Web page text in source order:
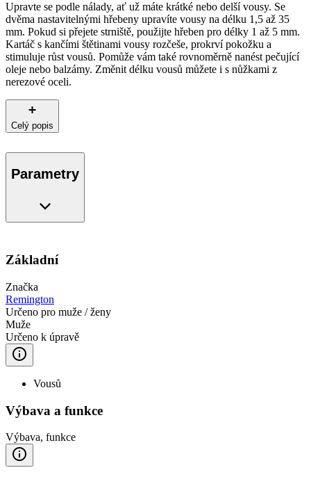
Upravte se podle nálady, ať už máte krátké nebo delší vousy. Se
dvěma nastavitelnými hřebeny upravíte vousy na délku 1,5 až 35
mm. Pokud si přejete strniště, použijte hřeben pro délky 1 až 5 mm.
Kartáč s kančími štětinami vousy rozčeše, prokrví pokožku a
stimuluje růst vousů. Pomůže vám také rovnoměrně nanést pečující
oleje nebo balzámy. Změnit délku vousů můžete i s nůžkami z
nerezové oceli.
Celý popis
Parametry
Základní
Značka
Remington
Určeno pro muže / ženy
Muže
Určeno k úpravě
Vousů
Výbava a funkce
Výbava, funkce